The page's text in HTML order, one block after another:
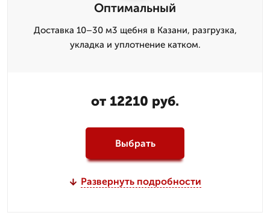
Оптимальный
Доставка 10–30 м3 щебня в Казани, разгрузка,
укладка и уплотнение катком.
от 12210 руб.
Выбрать
Развернуть подробности